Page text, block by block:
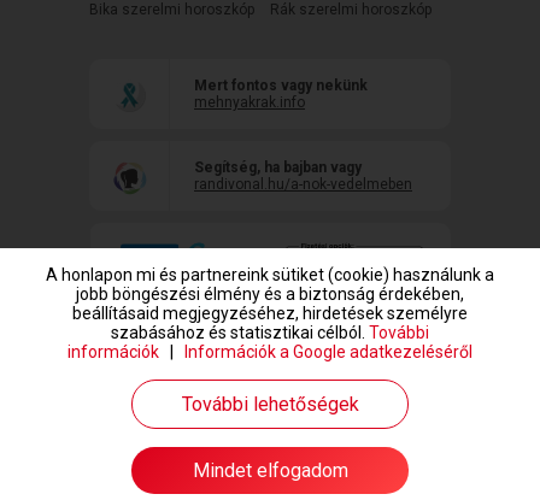
Bika szerelmi horoszkóp
Rák szerelmi horoszkóp
Mert fontos vagy nekünk
mehnyakrak.info
Segítség, ha bajban vagy
randivonal.hu/a-nok-vedelmeben
www.randivonal.hu © Copyright 1999-2026 Dating Central Europe Zrt.
A honlapon mi és partnereink sütiket (cookie) használunk a
jobb böngészési élmény és a biztonság érdekében,
beállításaid megjegyzéséhez, hirdetések személyre
szabásához és statisztikai célból. További
információk
Információk a Google adatkezeléséről
További lehetőségek
Mindet elfogadom